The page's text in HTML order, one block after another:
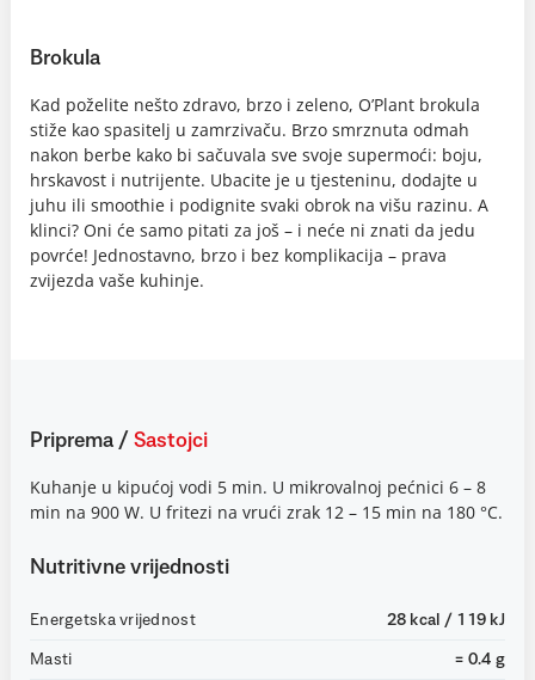
Brokula
Kad poželite nešto zdravo, brzo i zeleno, O’Plant brokula
stiže kao spasitelj u zamrzivaču. Brzo smrznuta odmah
nakon berbe kako bi sačuvala sve svoje supermoći: boju,
hrskavost i nutrijente. Ubacite je u tjesteninu, dodajte u
juhu ili smoothie i podignite svaki obrok na višu razinu. A
klinci? Oni će samo pitati za još – i neće ni znati da jedu
povrće! Jednostavno, brzo i bez komplikacija – prava
zvijezda vaše kuhinje.
Priprema / Sastojci
Kuhanje u kipućoj vodi 5 min. U mikrovalnoj pećnici 6 – 8
min na 900 W. U fritezi na vrući zrak 12 – 15 min na 180 °C.
Nutritivne vrijednosti
Energetska vrijednost 28 kcal / 119 kJ
Masti = 0.4 g